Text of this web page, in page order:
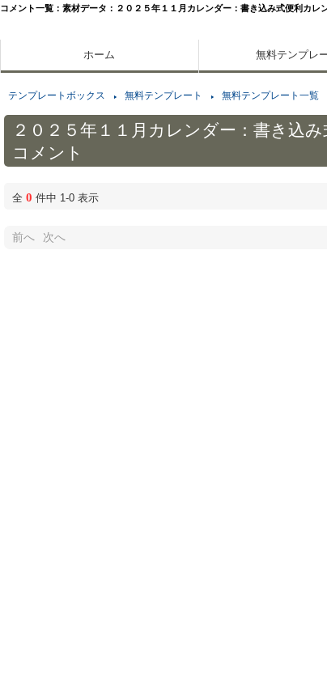
コメント一覧：素材データ：２０２５年１１月カレンダー：書き込み式便利カレ
ホーム 無料テンプレ
テンプレートボックス 無料テンプレート 無料テンプレート一覧
２０２５年１１月カレンダー：書き込
コメント
全 0 件中 1-0 表示
前へ 次へ